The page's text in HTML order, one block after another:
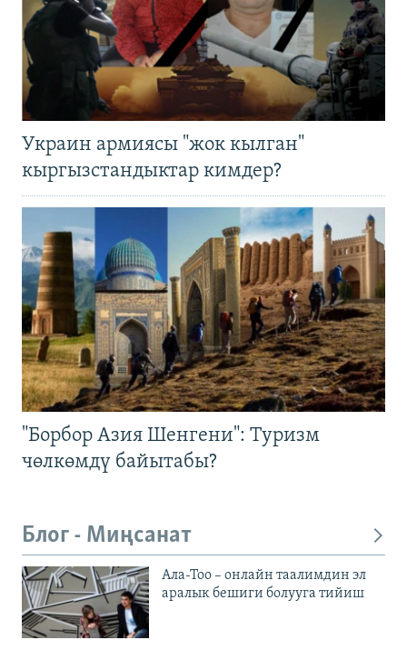
Украин армиясы "жок кылган"
кыргызстандыктар кимдер?
"Борбор Азия Шенгени": Туризм
чөлкөмдү байытабы?
Блог - Миңсанат
Ала-Тоо – онлайн таалимдин эл
аралык бешиги болууга тийиш